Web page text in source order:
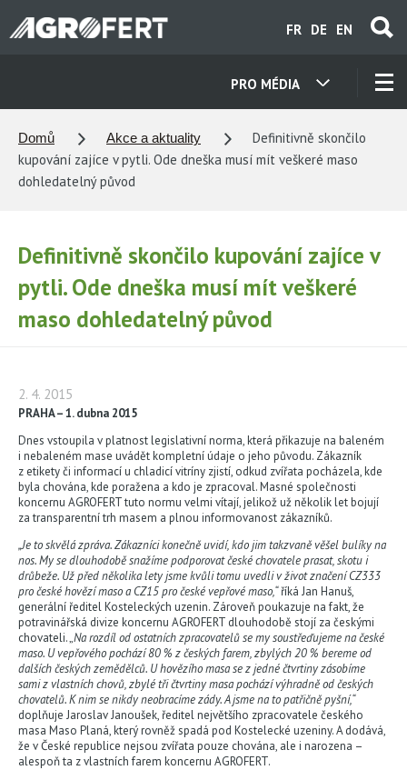
EN
DE
FR
PRO MÉDIA
KONTAKTY
KARIÉRA
Domů Akce a aktuality
Definitivně skončilo
kupování zajíce v pytli. Ode dneška musí mít veškeré maso
dohledatelný původ
Definitivně skončilo kupování zajíce v
pytli. Ode dneška musí mít veškeré
maso dohledatelný původ
2. 4. 2015
PRAHA – 1. dubna 2015
Dnes vstoupila v platnost legislativní norma, která přikazuje na baleném
i nebaleném mase uvádět kompletní údaje o jeho původu. Zákazník
z etikety či informací u chladicí vitríny zjistí, odkud zvířata pocházela, kde
byla chována, kde poražena a kdo je zpracoval. Masné společnosti
koncernu AGROFERT tuto normu velmi vítají, jelikož už několik let bojují
za transparentní trh masem a plnou informovanost zákazníků.
„Je to skvělá zpráva. Zákazníci konečně uvidí, kdo jim takzvaně věšel bulíky na
nos. My se dlouhodobě snažíme podporovat české chovatele prasat, skotu i
drůbeže. Už před několika lety jsme kvůli tomu uvedli v život značení CZ333
pro české hovězí maso a CZ15 pro české vepřové maso,“říká Jan Hanuš,
generální ředitel Kosteleckých uzenin. Zároveň poukazuje na fakt, že
potravinářská divize koncernu AGROFERT dlouhodobě stojí za českými
chovateli. „Na rozdíl od ostatních zpracovatelů se my soustřeďujeme na české
maso. U vepřového pochází 80 % z českých farem, zbylých 20 % bereme od
dalších českých zemědělců. U hovězího masa se z jedné čtvrtiny zásobíme
sami z vlastních chovů, zbylé tři čtvrtiny masa pochází výhradně od českých
chovatelů. K nim se nikdy neobracíme zády. A jsme na to patřičně pyšní,“
doplňuje Jaroslav Janoušek, ředitel největšího zpracovatele českého
masa Maso Planá, který rovněž spadá pod Kostelecké uzeniny. A dodává,
že v České republice nejsou zvířata pouze chována, ale i narozena –
alespoň ta z vlastních farem koncernu AGROFERT.